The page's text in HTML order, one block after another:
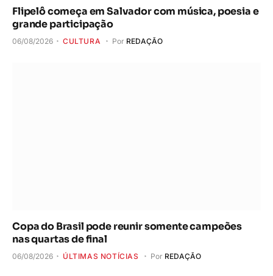
Flipelô começa em Salvador com música, poesia e
grande participação
06/08/2026 CULTURA Por REDAÇÃO
Copa do Brasil pode reunir somente campeões
nas quartas de final
06/08/2026 ÚLTIMAS NOTÍCIAS Por REDAÇÃO